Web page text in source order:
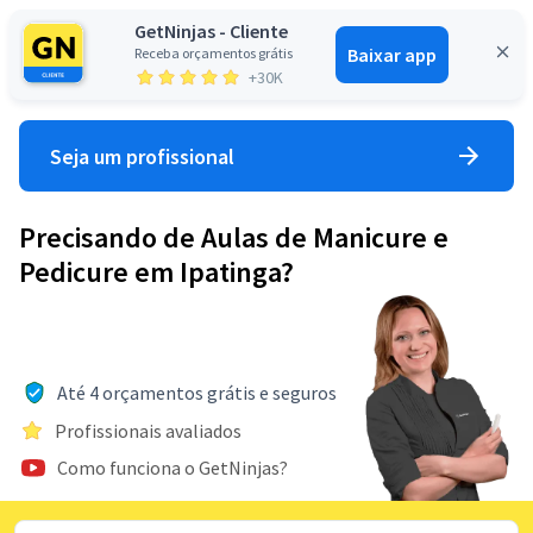
GetNinjas - Cliente
Receba orçamentos grátis
+30K
Baixar app
Entrar
Seja um profissional
Precisando de Aulas de Manicure e
Pedicure em Ipatinga?
Até 4 orçamentos grátis e seguros
Profissionais avaliados
Como funciona o GetNinjas?